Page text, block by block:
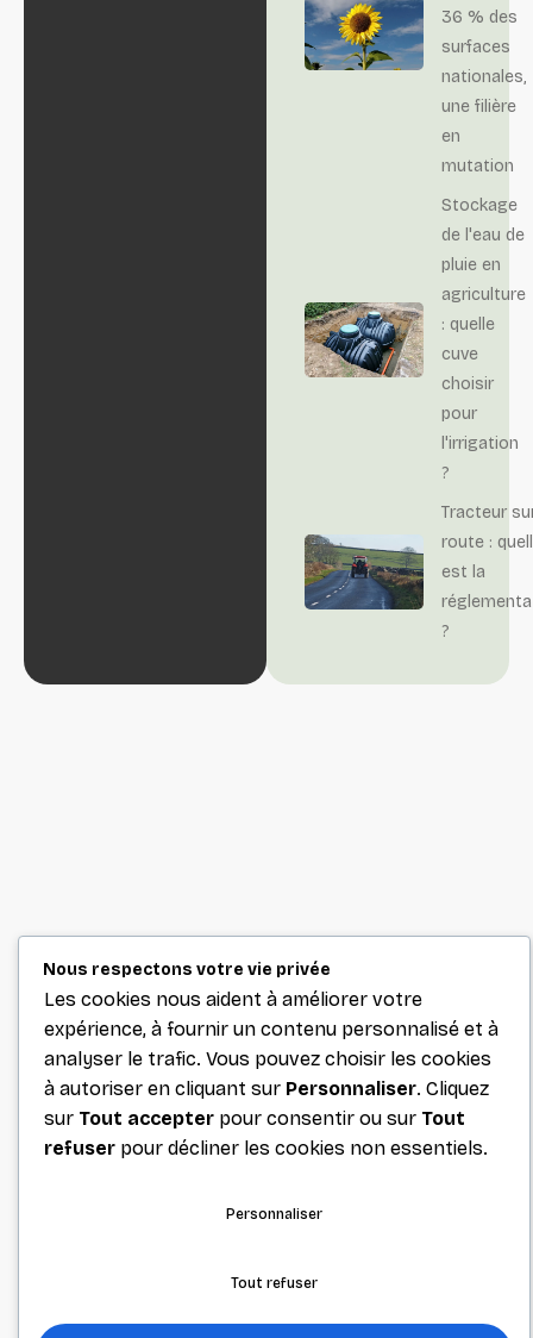
36 % des
surfaces
nationales,
une filière
en
mutation
Stockage
de l'eau de
pluie en
agriculture
: quelle
cuve
choisir
pour
l'irrigation
?
Tracteur
route :
est la
?
Nous respectons votre vie privée
Les cookies nous aident à améliorer votre
expérience, à fournir un contenu personnalisé et à
analyser le trafic. Vous pouvez choisir les cookies
à autoriser en cliquant sur Personnaliser. Cliquez
sur Tout accepter pour consentir ou sur Tout
refuser pour décliner les cookies non essentiels.
Personnaliser
Tout refuser